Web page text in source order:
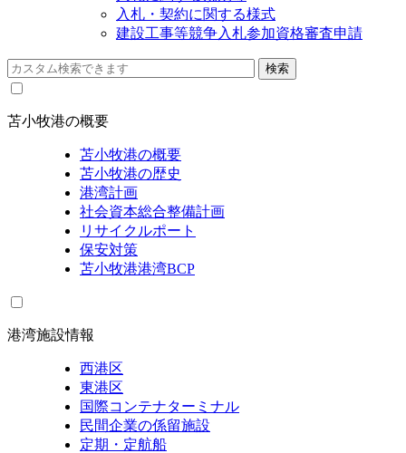
入札・契約に関する様式
建設工事等競争入札参加資格審査申請
苫小牧港の概要
苫小牧港の概要
苫小牧港の歴史
港湾計画
社会資本総合整備計画
リサイクルポート
保安対策
苫小牧港港湾BCP
港湾施設情報
西港区
東港区
国際コンテナターミナル
民間企業の係留施設
定期・定航船